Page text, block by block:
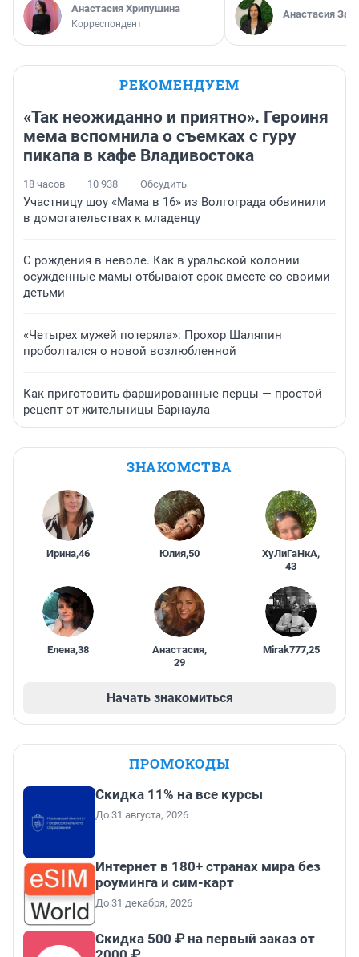
Анастасия Хрипушина
Корреспондент
Анастасия
РЕКОМЕНДУЕМ
«Так неожиданно и приятно». Героиня
мема вспомнила о съемках с гуру
пикапа в кафе Владивостока
18 часов 10 938 Обсудить
Участницу шоу «Мама в 16» из Волгограда обвинили
в домогательствах к младенцу
С рождения в неволе. Как в уральской колонии
осужденные мамы отбывают срок вместе со своими
детьми
«Четырех мужей потеряла»: Прохор Шаляпин
проболтался о новой возлюбленной
Как приготовить фаршированные перцы — простой
рецепт от жительницы Барнаула
ЗНАКОМСТВА
Ирина,46 Юлия,50 ХуЛиГаНкА,
43
Елена,38 Анастасия,
29
Mirak777,25
Начать знакомиться
ПРОМОКОДЫ
Скидка 11% на все курсы
До 31 августа, 2026
Интернет в 180+ странах мира без
роуминга и сим-карт
До 31 декабря, 2026
Скидка 500 ₽ на первый заказ от